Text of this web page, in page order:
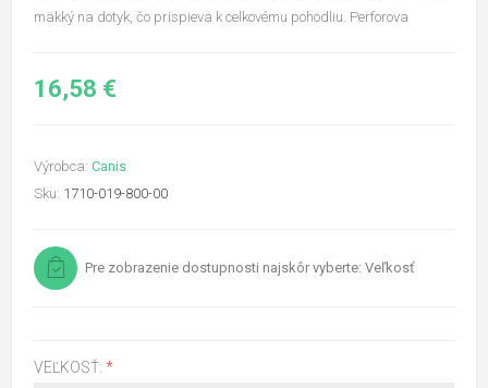
mäkký na dotyk, čo prispieva k celkovému pohodliu. Perforova
16,58 €
Výrobca: Canis
Sku: 1710-019-800-00
Pre zobrazenie dostupnosti najskôr vyberte: Veľkosť
VEĽKOSŤ: *